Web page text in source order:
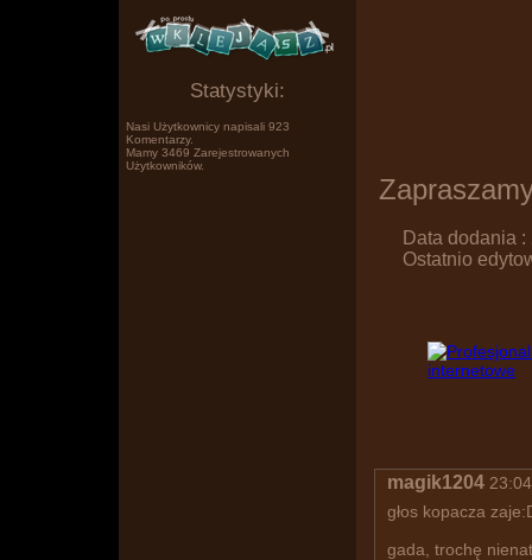
Statystyki:
Nasi Użytkownicy napisali 923
Komentarzy.
Mamy 3469 Zarejestrowanych
Użytkowników.
Data dodania
Ostatnio
magik1204
głos kopacza
gada, trochę